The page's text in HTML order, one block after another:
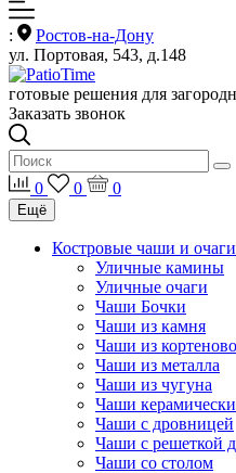
:
Ростов-на-Дону
ул. Портовая, 543, д.148
готовые решения для
Заказать звонок
0 0 0
Ещё
Костровые чаши и очаги
Уличные камины
Уличные очаги
Чаши Бочки
Чаши из камня
Чаши из
Чаши из металла
Чаши из чугуна
Чаши
Чаши с дровницей
Чаши с решеткой
Чаши со столом